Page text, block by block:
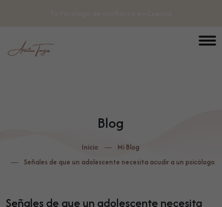
Blog
Inicio
Mi Blog
Señales de que un adolescente necesita acudir a un psicólogo
Señales de que un adolescente necesita